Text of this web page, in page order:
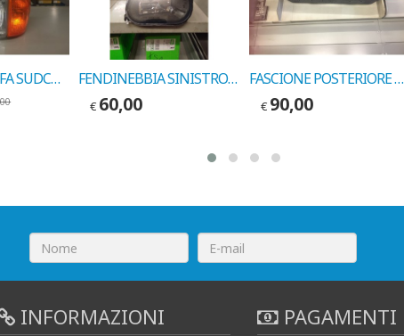
FARO DX ASI ALFA SUDCOD.MARELLI 7420000 FENDINEBBIA SINISTRO ALFA 145/146 1994-> COD. CARELLO 712362901129
€ 60,00
FASCIONE POSTERIORE ALFA 155 COD. MARELLI 29570611
€ 90,00
INFORMAZIONI PAGAMENTI